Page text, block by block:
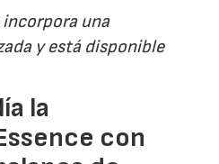
una
y está disponible
la
con